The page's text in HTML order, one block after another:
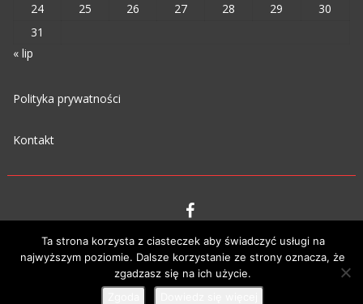
24
25 26 27 28 29
30
31
« lip
Polityka prywatności
Kontakt
VIPM © 2023
Ta strona korzysta z ciasteczek aby świadczyć usługi na
najwyższym poziomie. Dalsze korzystanie ze strony oznacza, że
zgadzasz się na ich użycie.